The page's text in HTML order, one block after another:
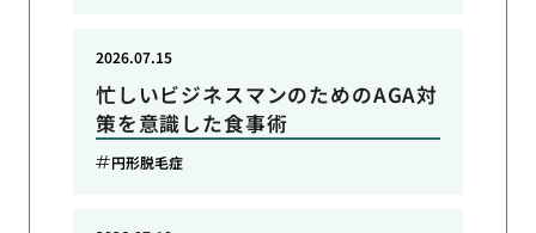
忙しいビジネスマンのためのAGA対
策を意識した食事術
2026.07.15
円形脱毛症